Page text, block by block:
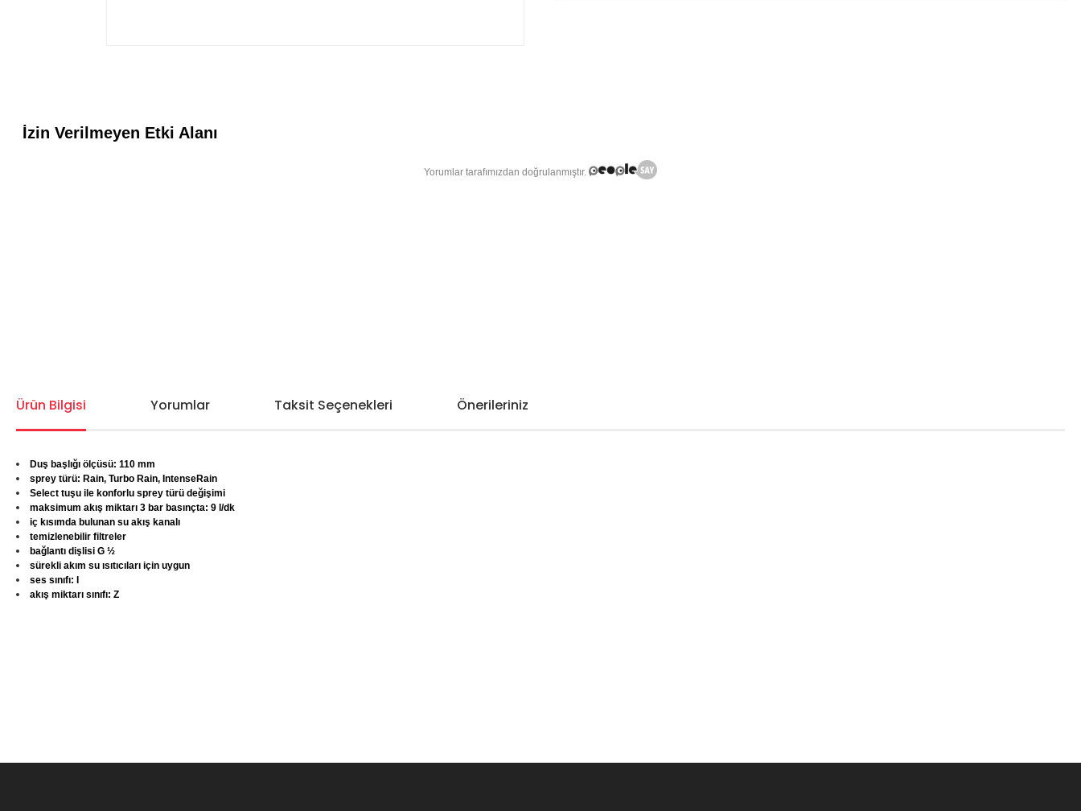
Ürün Bilgisi Yorumlar Taksit Seçenekleri Önerileriniz
Duş başlığı ölçüsü: 110 mm
sprey türü: Rain, Turbo Rain, IntenseRain
Select tuşu ile konforlu sprey türü değişimi
maksimum akış miktarı 3 bar basınçta: 9 l/dk
iç kısımda bulunan su akış kanalı
temizlenebilir filtreler
bağlantı dişlisi G ½
sürekli akım su ısıtıcıları için uygun
ses sınıfı: I
akış miktarı sınıfı: Z